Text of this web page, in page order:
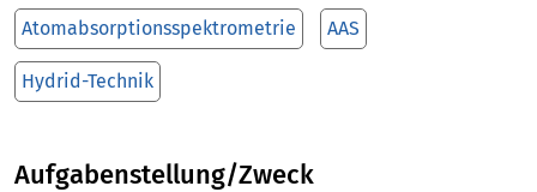
Atomabsorptionsspektrometrie AAS
Hydrid-Technik
Aufgabenstellung/Zweck